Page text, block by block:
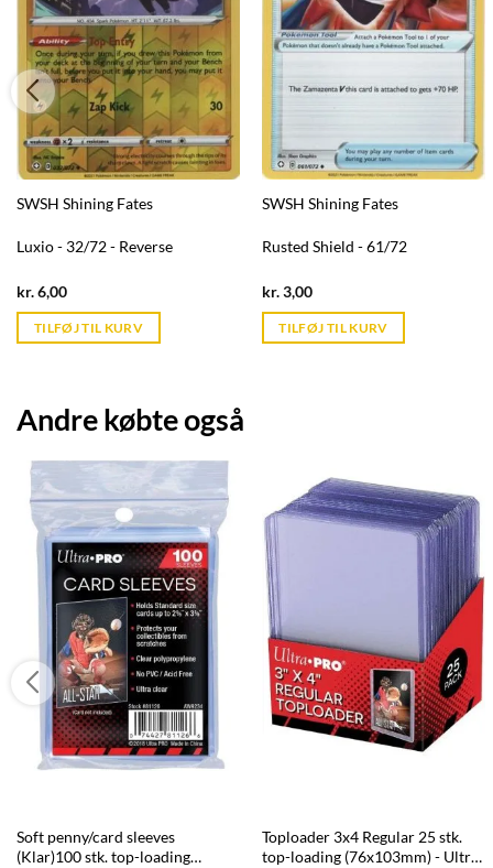
SWSH Shining Fates
Luxio - 32/72 - Reverse
kr.6,00Current
is:
kr. 39,95.
TILFØJ TIL KURV
SWSH Shining Fates
Rusted Shield - 61/72
kr.3,00Current
is:
kr. 39,95.
TILFØJ TIL KURV
Andre købte også
Soft penny/card sleeves
(Klar)100 stk. top-loading
Toploader 3x4 Regular 25 stk.
top-loading (76x103mm) - Ultra